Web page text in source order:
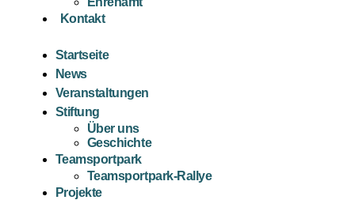
Kontakt
Startseite
News
Veranstaltungen
Stiftung
Über uns
Geschichte
Teamsportpark
Teamsportpark-Rallye
Projekte